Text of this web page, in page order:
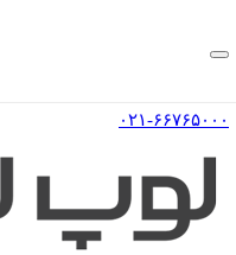
۰۲۱-۶۶۷۶۵۰۰۰